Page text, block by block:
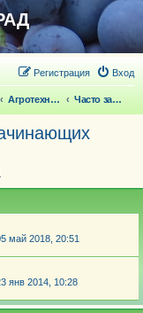
Вход
Регистрация
Агротехника выращивания винограда Часто задаваемые вопросы начинающих
май 2018, 20:51
янв 2014, 10:28